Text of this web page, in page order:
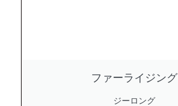
ファーライジング
ジーロング